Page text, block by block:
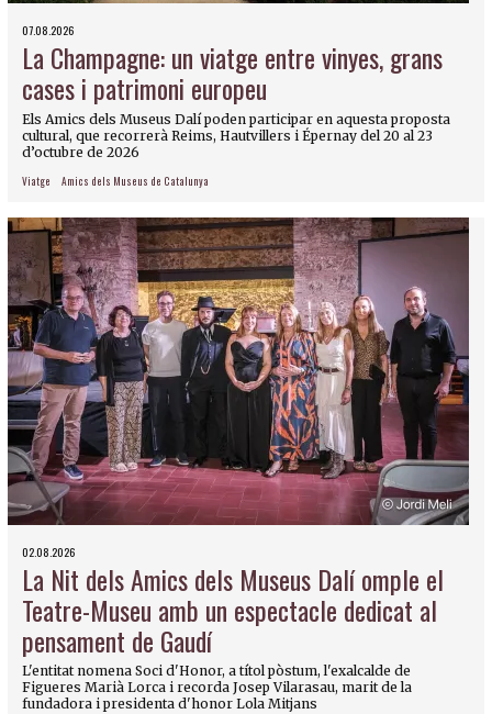
07.08.2026
La Champagne: un viatge entre vinyes, grans
cases i patrimoni europeu
Els Amics dels Museus Dalí poden participar en aquesta proposta
cultural, que recorrerà Reims, Hautvillers i Épernay del 20 al 23
d’octubre de 2026
Viatge Amics dels Museus de Catalunya
02.08.2026
La Nit dels Amics dels Museus Dalí omple el
Teatre-Museu amb un espectacle dedicat al
pensament de Gaudí
L'entitat nomena Soci d'Honor, a títol pòstum, l'exalcalde de
Figueres Marià Lorca i recorda Josep Vilarasau, marit de la
fundadora i presidenta d'honor Lola Mitjans